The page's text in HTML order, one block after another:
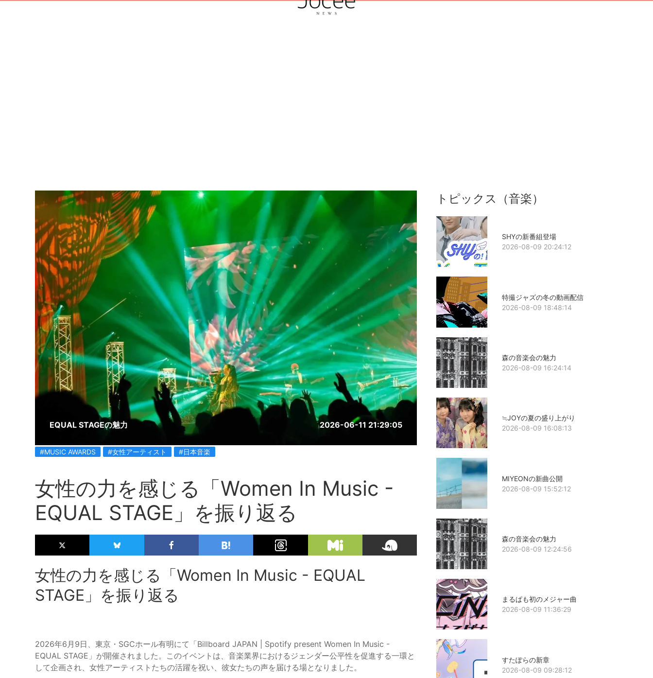
EQUAL STAGEの魅力 2026-06-11 21:29:05
#MUSIC AWARDS #女性アーティスト #日本音楽
女性の力を感じる「Women In Music -
EQUAL STAGE」を振り返る
女性の力を感じる「Women In Music - EQUAL
STAGE」を振り返る
2026年6月9日、東京・SGCホール有明にて「Billboard JAPAN | Spotify present Women In Music -
EQUAL STAGE」が開催されました。このイベントは、音楽業界におけるジェンダー公平性を促進する一環と
して企画され、女性アーティストたちの活躍を祝い、彼女たちの声を届ける場となりました。
トピックス（音楽）
SHYの新番組登場
2026-08-09 20:24:12
特撮ジャズの冬の動画配信
2026-08-09 18:48:14
森の音楽会の魅力
2026-08-09 16:24:14
≒JOYの夏の盛り上がり
2026-08-09 16:08:13
MIYEONの新曲公開
2026-08-09 15:52:12
森の音楽会の魅力
2026-08-09 12:24:56
まるぱも初のメジャー曲
2026-08-09 11:36:29
すたぽらの新章
2026-08-09 09:28:12